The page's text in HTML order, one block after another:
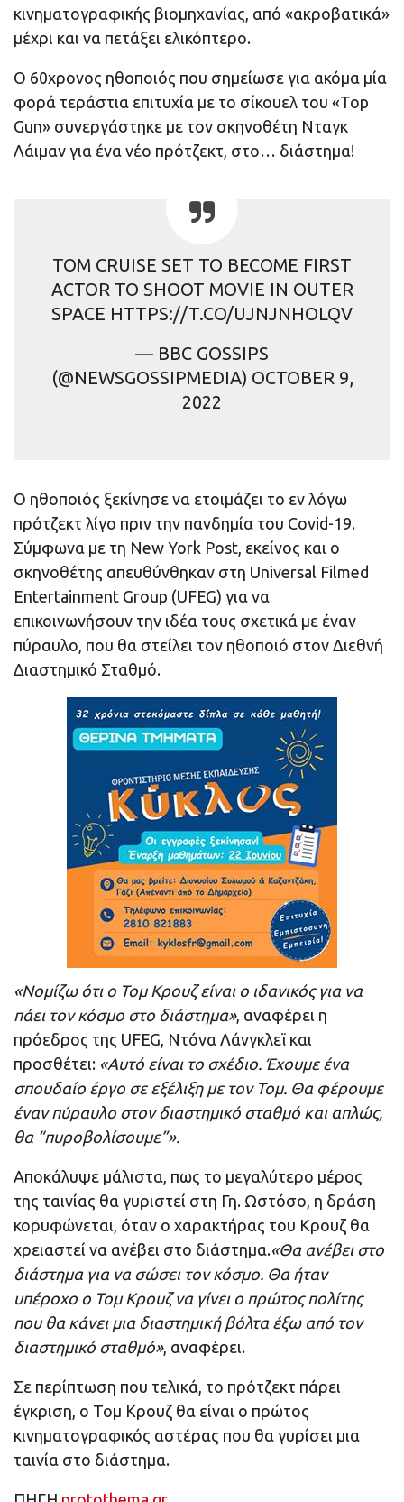
κινηματογραφικής βιομηχανίας, από «ακροβατικά»
μέχρι και να πετάξει ελικόπτερο.
Ο 60χρονος ηθοποιός που σημείωσε για ακόμα μία
φορά τεράστια επιτυχία με το σίκουελ του «Top
Gun» συνεργάστηκε με τον σκηνοθέτη Νταγκ
Λάιμαν για ένα νέο πρότζεκτ, στο… διάστημα!
TOM CRUISE SET TO BECOME FIRST
ACTOR TO SHOOT MOVIE IN OUTER
SPACE HTTPS://T.CO/UJNJNHOLQV
— BBC GOSSIPS
(@NEWSGOSSIPMEDIA) OCTOBER 9,
2022
Ο ηθοποιός ξεκίνησε να ετοιμάζει το εν λόγω
πρότζεκτ λίγο πριν την πανδημία του Covid-19.
Σύμφωνα με τη New York Post, εκείνος και ο
σκηνοθέτης απευθύνθηκαν στη Universal Filmed
Entertainment Group (UFEG) για να
επικοινωνήσουν την ιδέα τους σχετικά με έναν
πύραυλο, που θα στείλει τον ηθοποιό στον Διεθνή
Διαστημικό Σταθμό.
«Νομίζω ότι ο Τομ Κρουζ είναι ο ιδανικός για να
πάει τον κόσμο στο διάστημα», αναφέρει η
πρόεδρος της UFEG, Ντόνα Λάνγκλεϊ και
προσθέτει: «Αυτό είναι το σχέδιο. Έχουμε ένα
σπουδαίο έργο σε εξέλιξη με τον Τομ. Θα φέρουμε
έναν πύραυλο στον διαστημικό σταθμό και απλώς,
θα “πυροβολίσουμε”».
Αποκάλυψε μάλιστα, πως το μεγαλύτερο μέρος
της ταινίας θα γυριστεί στη Γη. Ωστόσο, η δράση
κορυφώνεται, όταν ο χαρακτήρας του Κρουζ θα
χρειαστεί να ανέβει στο διάστημα.«Θα ανέβει στο
διάστημα για να σώσει τον κόσμο. Θα ήταν
υπέροχο ο Τομ Κρουζ να γίνει ο πρώτος πολίτης
που θα κάνει μια διαστημική βόλτα έξω από τον
διαστημικό σταθμό», αναφέρει.
Σε περίπτωση που τελικά, το πρότζεκτ πάρει
έγκριση, ο Τομ Κρουζ θα είναι ο πρώτος
κινηματογραφικός αστέρας που θα γυρίσει μια
ταινία στο διάστημα.